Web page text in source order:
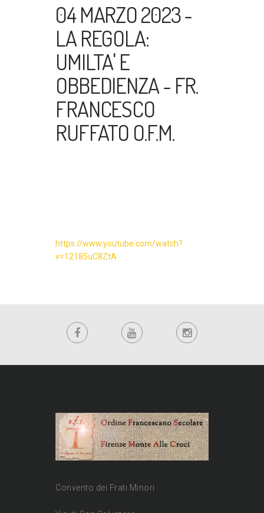
04 MARZO 2023 -
LA REGOLA:
UMILTA' E
OBBEDIENZA - FR.
FRANCESCO
RUFFATO O.F.M.
https://www.youtube.com/watch?
v=12185uC8ZtA
Convento dei Frati Minori